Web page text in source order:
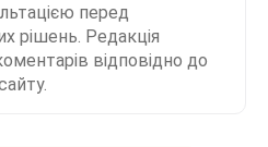
перед
рішень. Редакція
відповідно до